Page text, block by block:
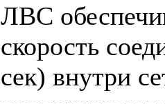
ЛВС
скорость
сек) внутри